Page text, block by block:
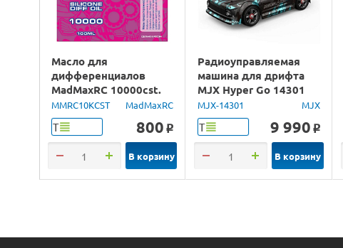
Масло для
дифференциалов
MadMaxRC 10000cst.
100ml.
MMRC10KCST MadMaxRC
Т 800 o
В корзину
Радиоуправляемая
машина для дрифта
MJX Hyper Go 14301
Brushless 4WD 2.4G
LED 1/14 RTR
MJX-14301 MJX
Т 9 990 o
В корзину